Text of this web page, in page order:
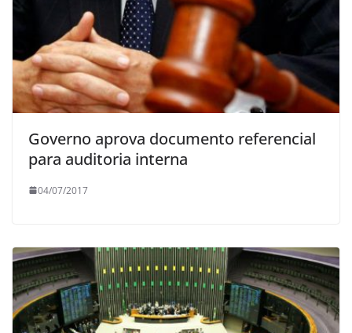
Governo aprova documento referencial
para auditoria interna
04/07/2017